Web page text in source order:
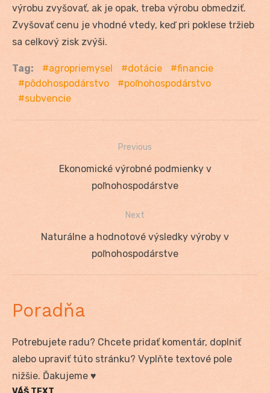
výrobu zvyšovať, ak je opak, treba výrobu obmedziť.
Zvyšovať cenu je vhodné vtedy, keď pri poklese tržieb
sa celkový zisk zvýši.
Tag: agropriemysel dotácie
financie
pôdohospodárstvo
poľnohospodárstvo
subvencie
Navigácia
Previous
Ekonomické výrobné podmienky v
poľnohospodárstve
Next
Naturálne a hodnotové výsledky výroby v
poľnohospodárstve
Poradňa
Potrebujete radu? Chcete pridať komentár, doplniť
alebo upraviť túto stránku? Vyplňte textové pole
nižšie. Ďakujeme ♥